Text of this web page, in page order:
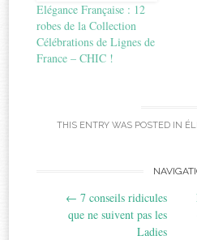
Elégance Française : 12
robes de la Collection
Célébrations de Lignes de
France – CHIC !
THIS ENTRY WAS POSTED IN
navigation
← 7 conseils ridicules
que ne suivent pas les
Ladies